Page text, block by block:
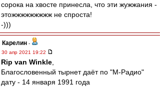
сорока на хвосте принесла, что эти жужжания -
этожжжжжжжжж не спроста!
-)))
Карелин -
30 апр 2021 19:22
Rip van Winkle
Благословенный тырнет даёт по "М-Радио"
дату - 14 января 1991 года